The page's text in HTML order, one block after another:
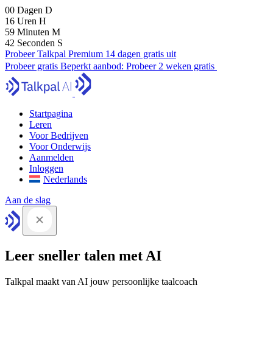
00 Dagen D
16 Uren H
59 Minuten M
41 Seconden S
Probeer Talkpal Premium 14 dagen gratis uit
Probeer gratis Beperkt aanbod: Probeer 2 weken gratis
Startpagina
Leren
Voor Bedrijven
Voor Onderwijs
Aanmelden
Inloggen
Nederlands
Aan de slag
Leer sneller talen met AI
Talkpal maakt van AI jouw persoonlijke taalcoach